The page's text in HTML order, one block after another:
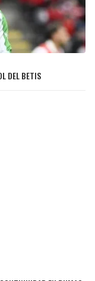
DEL BETIS